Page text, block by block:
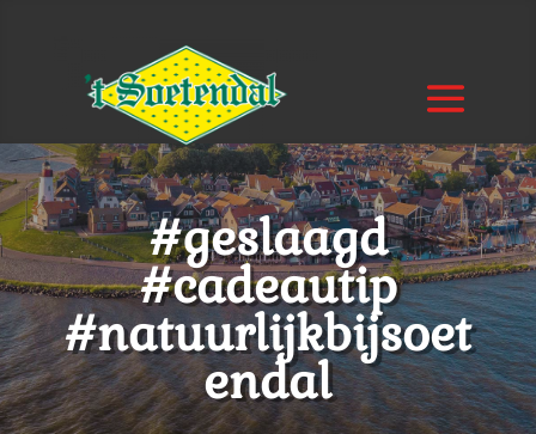
#geslaagd
#cadeautip
#natuurlijkbijsoet
endal